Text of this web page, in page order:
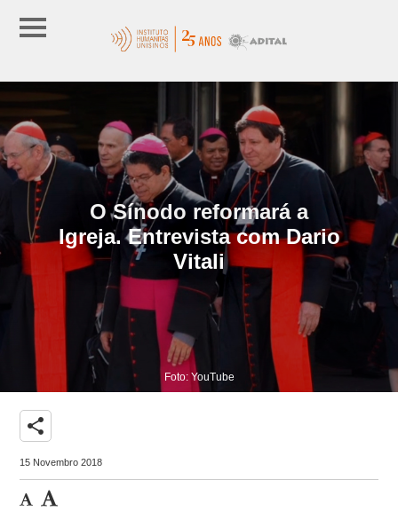
O Sínodo reformará a
Igreja. Entrevista com Dario
Vitali
Foto: YouTube
share
15 Novembro 2018